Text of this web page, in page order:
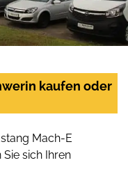
kaufen oder
Mach-E
sich Ihren